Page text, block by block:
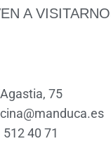
A
75
512 40 71